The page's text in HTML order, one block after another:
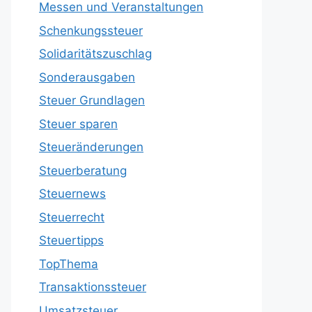
Messen und Veranstaltungen
Schenkungssteuer
Solidaritätszuschlag
Sonderausgaben
Steuer Grundlagen
Steuer sparen
Steueränderungen
Steuerberatung
Steuernews
Steuerrecht
Steuertipps
TopThema
Transaktionssteuer